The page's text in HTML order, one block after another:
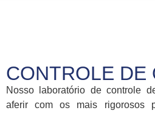
CONTROLE DE
Nosso laboratório de controle
aferir com os mais rigorosos